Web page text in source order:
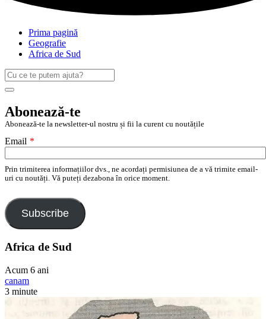
Prima pagină
Geografie
Africa de Sud
Caută
după:
Search
Abonează-te
Abonează-te la newsletter-ul nostru și fii la curent cu noutățile
Email *
Prin trimiterea informațiilor dvs., ne acordați permisiunea de a vă trimite email-
uri cu noutăți. Vă puteți dezabona în orice moment.
Subscribe
Africa de Sud
Acum 6 ani
canam
3 minute